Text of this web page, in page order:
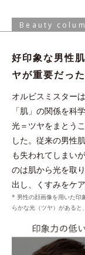
炭の約1.2倍
を吸着洗浄。
*1 皮脂吸着微粒子
測定する。N＝3,
*2 ケイ酸Ａｌ・Ｍ
*3 角層まで
すべなめらか肌に。
プラスに帯電
Beauty
好印象な男性
ヤが重要だった
オルビスミスター
「肌」の関係を科
光＝ツヤをまとう
した。従来の男性
も失われてしまい
のは肌から光を取
出し、くすみをケ
* 男性の顔画像を用いた印
らかな光（ツヤ）があると